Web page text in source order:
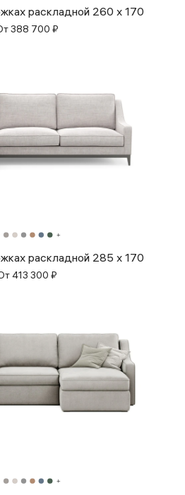
раскладной 260 x 170
388 700 ₽
раскладной 285 x 170
413 300 ₽